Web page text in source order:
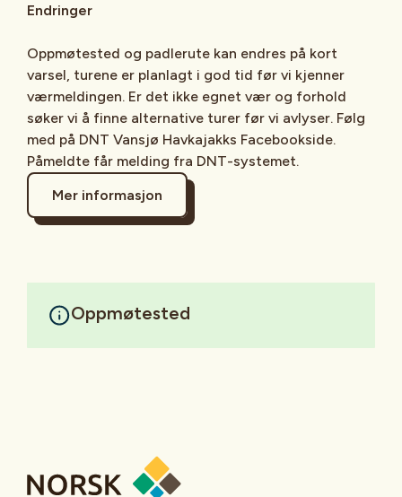
Endringer
Oppmøtested og padlerute kan endres på kort
varsel, turene er planlagt i god tid før vi kjenner
værmeldingen. Er det ikke egnet vær og forhold
søker vi å finne alternative turer før vi avlyser. Følg
med på DNT Vansjø Havkajakks Facebookside.
Påmeldte får melding fra DNT-systemet.
Mer informasjon
Oppmøtested